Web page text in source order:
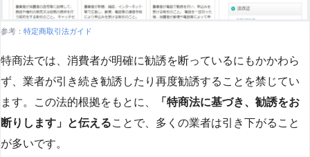
参考： 特定商取引法ガイド
特商法では、消費者が明確に勧誘を断っているにもかかわら
ず、業者が引き続き勧誘したり再度勧誘することを禁じてい
ます。この法的根拠をもとに、
「特商法に基づき、勧誘をお
断りします」と伝えることで、多くの業者は引き下がること
が多いです​​。